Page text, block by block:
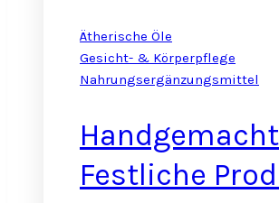
Ätherische Öle
Gesicht- & Körperpflege
Nahrungsergänzungsmittel
Festliche